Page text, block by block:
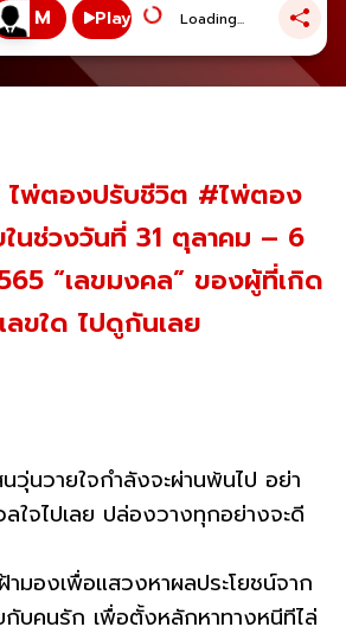
Play Loading...
ไพ่ตองปรับชีวิต #ไพ่ตอง
ในช่วงวันที่ 31 ตุลาคม – 6
“เลขมงคล” ของผู้ที่เกิด
ลขใด ไปดูกันเลย
วุ่นวายใจกำลังจะผ่านพ้นไป อย่า
ลใจไปเลย ปล่องวางทุกอย่างจะดี
ามองเพื่อแสวงหาผลประโยชน์จาก
กับคนรัก เพื่อตั้งหลักหาทางหนีทีไล่